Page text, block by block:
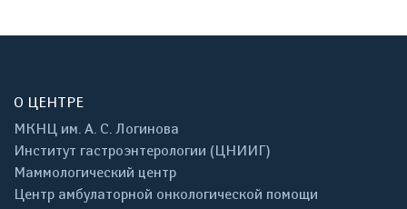
О ЦЕНТРЕ
МКНЦ им. А. С. Логинова
Институт гастроэнтерологии (ЦНИИГ)
Маммологический центр
Центр амбулаторной онкологической помощи